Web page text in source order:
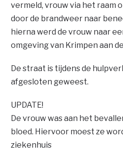
vermeld, vrouw via het raam
door de brandweer naar
hierna werd de vrouw naar
omgeving van Krimpen aan
De straat is tijdens de
afgesloten geweest.
UPDATE!
De vrouw was aan het
bloed. Hiervoor moest ze
ziekenhuis